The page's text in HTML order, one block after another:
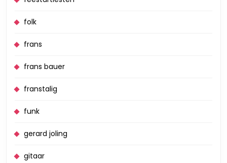
folk
frans
frans bauer
franstalig
funk
gerard joling
gitaar